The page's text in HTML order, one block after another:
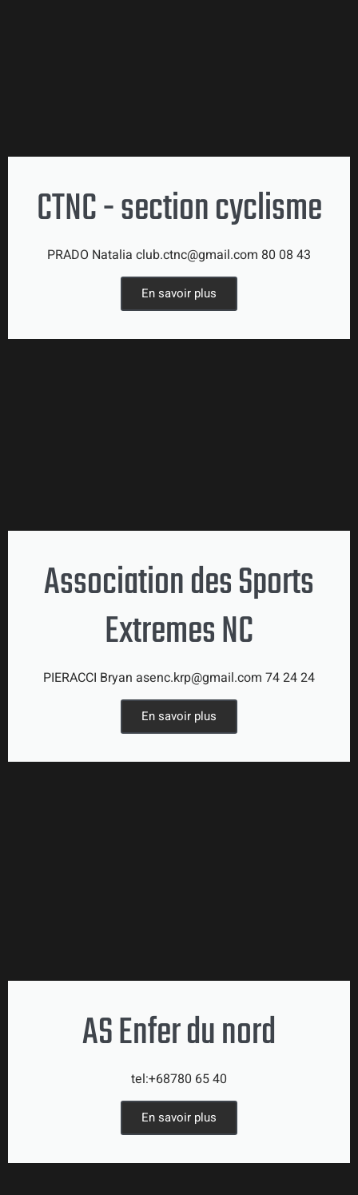
CTNC - section cyclisme
PRADO Natalia club.ctnc@gmail.com 80 08 43
En savoir plus
Association des Sports
Extremes NC
PIERACCI Bryan asenc.krp@gmail.com 74 24 24
En savoir plus
AS Enfer du nord
tel:+68780 65 40
En savoir plus